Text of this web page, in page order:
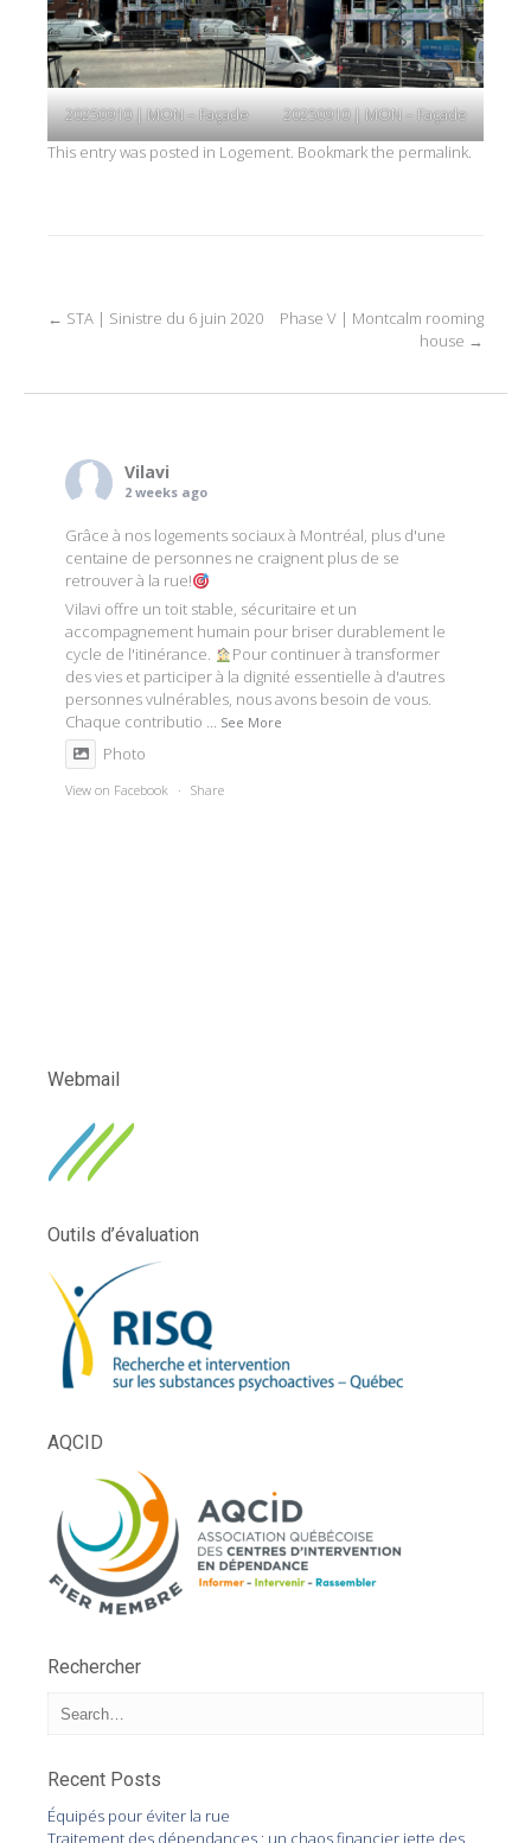
20250910 | MON – Façade
20250910 | MON – Façade
This entry was posted in Logement. Bookmark the permalink.
Post
← STA | Sinistre du 6 juin 2020
Phase V | Montcalm rooming
house →
Vilavi
2 weeks ago
Grâce à nos logements sociaux à Montréal, plus d'une
centaine de personnes ne craignent plus de se
retrouver à la rue!
Vilavi offre un toit stable, sécuritaire et un
accompagnement humain pour briser durablement le
cycle de l'itinérance.
Pour continuer à transformer
des vies et participer à la dignité essentielle à d'autres
personnes vulnérables, nous avons besoin de vous.
Chaque contributio ... See More
Photo
View on Facebook · Share
Webmail
Outils d’évaluation
AQCID
Rechercher
Recent Posts
Équipés pour éviter la rue
Traitement des dépendances : un chaos financier jette des